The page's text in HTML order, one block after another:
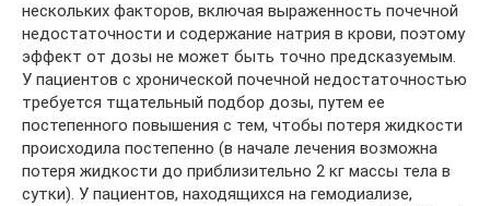
нескольких факторов, включая выраженность почечной
недостаточности и содержание натрия в крови, поэтому
эффект от дозы не может быть точно предсказуемым.
У пациентов с хронической почечной недостаточностью
требуется тщательный подбор дозы, путем ее
постепенного повышения с тем, чтобы потеря жидкости
происходила постепенно (в начале лечения возможна
потеря жидкости до приблизительно 2 кг массы тела в
сутки). У пациентов, находящихся на гемодиализе,